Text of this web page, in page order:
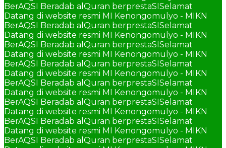
BerAQSI Beradab alQuran berprestaSISelamat
Datang di website resmi MI Kenongomulyo - MIKN
BerAQSI Beradab alQuran berprestaSISelamat
Datang di website resmi MI Kenongomulyo - MIKN
BerAQSI Beradab alQuran berprestaSISelamat
Datang di website resmi MI Kenongomulyo - MIKN
BerAQSI Beradab alQuran berprestaSISelamat
Datang di website resmi MI Kenongomulyo - MIKN
BerAQSI Beradab alQuran berprestaSISelamat
Datang di website resmi MI Kenongomulyo - MIKN
BerAQSI Beradab alQuran berprestaSISelamat
Datang di website resmi MI Kenongomulyo - MIKN
BerAQSI Beradab alQuran berprestaSISelamat
Datang di website resmi MI Kenongomulyo - MIKN
BerAQSI Beradab alQuran berprestaSISelamat